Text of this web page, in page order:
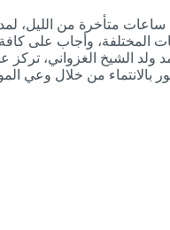
ساعات متأخرة من الليل،
المختلفة، وأجاب على كافة
الشيخ الغزواني، تركز
بالانتماء من خلال وعي